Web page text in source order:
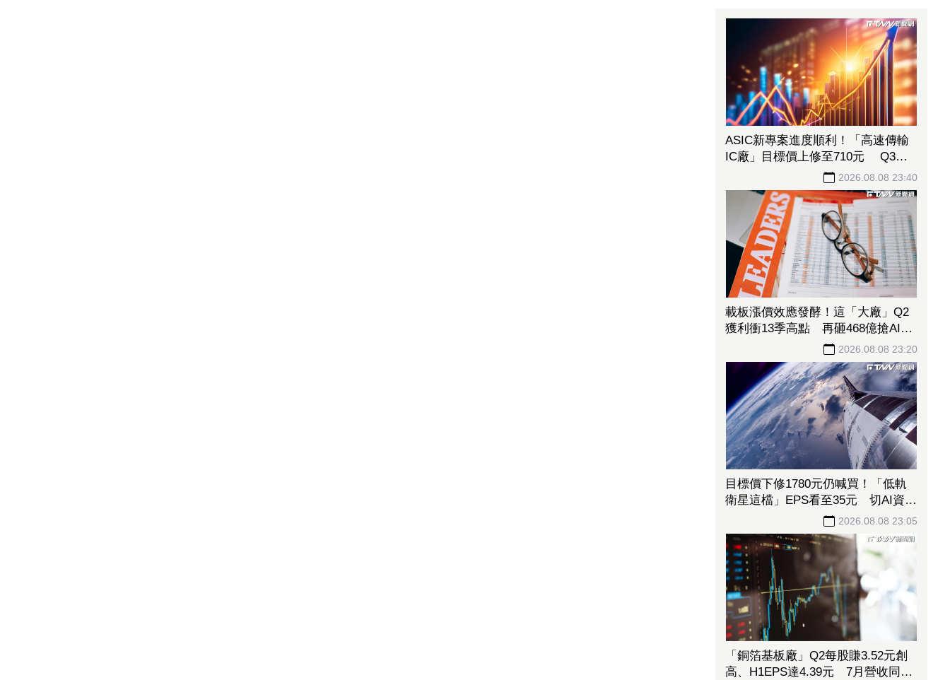
ASIC新專案進度順利！「高速傳輸
IC廠」目標價上修至710元 Q3蓄
2026.08.08 23:40
載板漲價效應發酵！這「大廠」Q2
獲利衝13季高點 再砸468億搶AI商
2026.08.08 23:20
目標價下修1780元仍喊買！「低軌
衛星這檔」EPS看至35元 切AI資料
中心市場猛添營運動能2026.08.08 23:05
「銅箔基板廠」Q2每股賺3.52元創
高、H1EPS達4.39元 7月營收同締